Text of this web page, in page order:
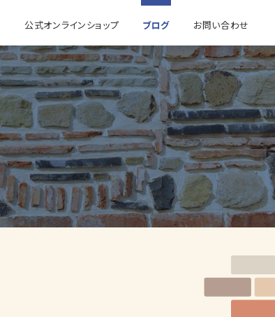
公式オンラインショップ ブログ お問い合わせ